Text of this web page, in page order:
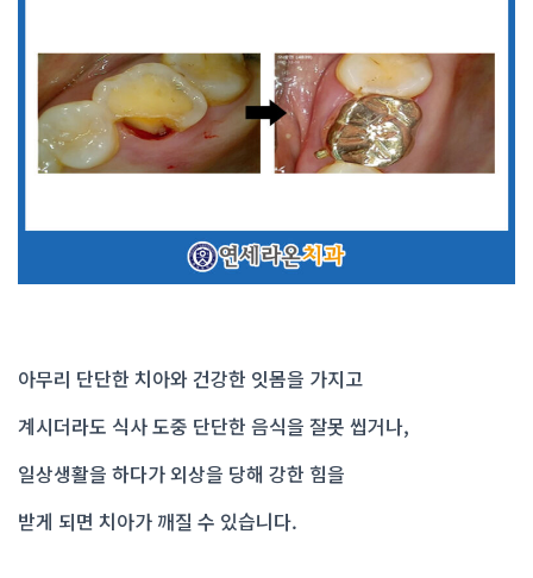
아무리 단단한 치아와 건강한 잇몸을 가지고
계시더라도 식사 도중 단단한 음식을 잘못 씹거나,
일상생활을 하다가 외상을 당해 강한 힘을
받게 되면 치아가 깨질 수 있습니다.